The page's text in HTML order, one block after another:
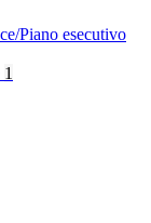
Piano esecutivo
1